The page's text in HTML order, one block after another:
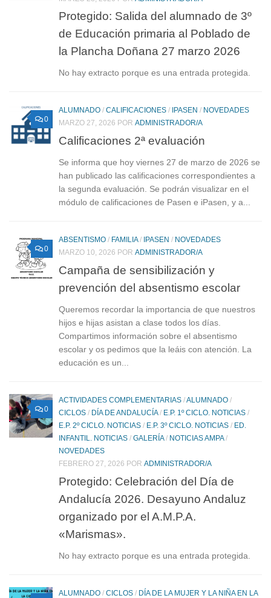
Protegido: Salida del alumnado de 3º
de Educación primaria al Poblado de
la Plancha Doñana 27 marzo 2026
No hay extracto porque es una entrada protegida.
0
ALUMNADO / CALIFICACIONES / IPASEN / NOVEDADES
MARZO 27, 2026 POR ADMINISTRADOR/A
Calificaciones 2ª evaluación
Se informa que hoy viernes 27 de marzo de 2026 se
han publicado las calificaciones correspondientes a
la segunda evaluación. Se podrán visualizar en el
módulo de calificaciones de Pasen e iPasen, y a...
0
ABSENTISMO / FAMILIA/ IPASEN / NOVEDADES
MARZO 10, 2026 POR ADMINISTRADOR/A
Campaña de sensibilización y
prevención del absentismo escolar
Queremos recordar la importancia de que nuestros
hijos e hijas asistan a clase todos los días.
Compartimos información sobre el absentismo
escolar y os pedimos que la leáis con atención. La
educación es un...
0
ACTIVIDADES COMPLEMENTARIAS /ALUMNADO /
CICLOS / DÍA DE ANDALUCÍA/ E.P. 1º CICLO. NOTICIAS /
E.P. 2º CICLO. NOTICIAS / E.P. 3º CICLO. NOTICIAS / ED.
INFANTIL. NOTICIAS / GALERÍA/ NOTICIAS AMPA/
NOVEDADES
FEBRERO 27, 2026 POR ADMINISTRADOR/A
Protegido: Celebración del Día de
Andalucía 2026. Desayuno Andaluz
organizado por el A.M.P.A.
«Marismas».
No hay extracto porque es una entrada protegida.
ALUMNADO / CICLOS / DÍA DE LA MUJER Y LA NIÑA EN LA